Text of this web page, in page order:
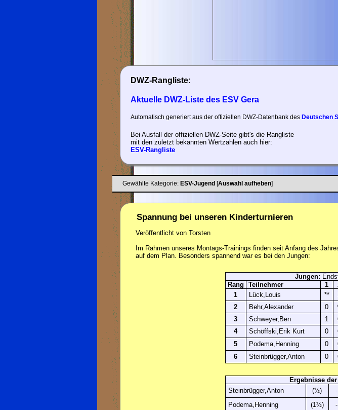
DWZ-Rangliste:
Aktuelle DWZ-Liste des ESV Gera
Automatisch generiert aus der offiziellen DWZ-Datenbank des Deutschen
Bei Ausfall der offiziellen DWZ-Seite gibt's die Rangliste
mit den zuletzt bekannten Wertzahlen auch hier:
ESV-Rangliste
Gewählte Kategorie: ESV-Jugend [Auswahl aufheben]
Spannung bei unseren Kinderturnieren
Veröffentlicht von Torsten
Im Rahmen unseres Montags-Trainings finden seit Anfang des
auf dem Plan. Besonders spannend war es bei den Jungen:
Jungen:
Rang
Teilnehmer 1
1
Lück,Louis **
2
Behr,Alexander 0
3
Schweyer,Ben 1
4
Schöffski,Erik Kurt 0
5
Podema,Henning 0
6
Steinbrügger,Anton 0
Ergebnisse
Steinbrügger,Anton
(½) -
Podema,Henning
(1½) -